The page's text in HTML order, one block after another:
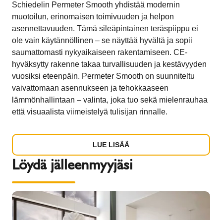
Schiedelin Permeter Smooth yhdistää modernin
muotoilun, erinomaisen toimivuuden ja helpon
asennettavuuden. Tämä sileäpintainen teräspiippu ei
ole vain käytännöllinen – se näyttää hyvältä ja sopii
saumattomasti nykyaikaiseen rakentamiseen. CE-
hyväksytty rakenne takaa turvallisuuden ja kestävyyden
vuosiksi eteenpäin. Permeter Smooth on suunniteltu
vaivattomaan asennukseen ja tehokkaaseen
lämmönhallintaan – valinta, joka tuo sekä mielenrauhaa
että visuaalista viimeistelyä tulisijan rinnalle.
LUE LISÄÄ
Löydä jälleenmyyjäsi